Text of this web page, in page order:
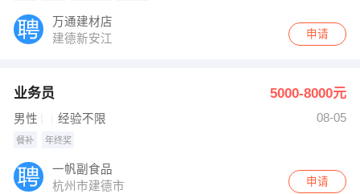
万通建材店
建德新安江
申请
业务员 5000-8000元
男性 经验不限 08-05
餐补 年终奖
一帆副食品
杭州市建德市
申请